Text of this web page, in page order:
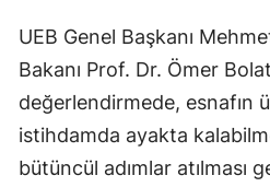
UEB Genel Başkanı
Bakanı Prof. Dr. Ömer
değerlendirmede, esnafın
istihdamda ayakta
bütüncül adımlar atılması